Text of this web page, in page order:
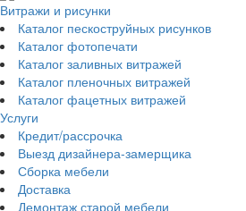
Витражи и рисунки
Каталог пескоструйных рисунков
Каталог фотопечати
Каталог заливных витражей
Каталог пленочных витражей
Каталог фацетных витражей
Услуги
Кредит/рассрочка
Выезд дизайнера-замерщика
Сборка мебели
Доставка
Демонтаж старой мебели